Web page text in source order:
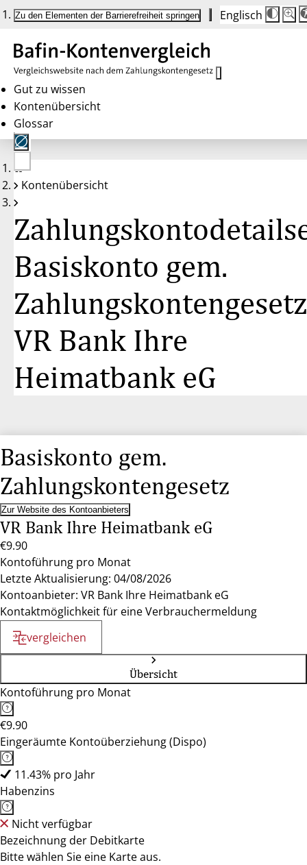
Zu den Elementen der Barrierefreiheit springen Englisch
Die
auf
100%
100%
Gut zu wissen
Kontenübersicht
Glossar
Keine
Konten
Kontenübersicht
Basiskonto gem.
VR Bank Ihre
Heimatbank eG
Basiskonto gem.
Zahlungskontengesetz
Zur Website des Kontoanbieters
VR Bank Ihre Heimatbank eG
€9.90
Kontoführung pro Monat
Letzte Aktualisierung: 04/08/2026
Kontoanbieter: VR Bank Ihre Heimatbank eG
Kontaktmöglichkeit für eine Verbrauchermeldung
vergleichen
Übersicht
Kontoführung pro Monat
€9.90
Eingeräumte Kontoüberziehung (Dispo)
11.43% pro Jahr
Habenzins
Nicht verfügbar
Bezeichnung der Debitkarte
Bitte wählen Sie eine Karte aus.